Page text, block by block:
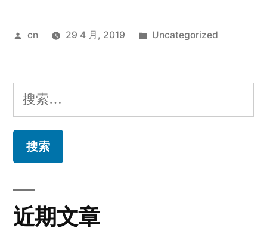
发
cn 29 4 月, 2019
发
Uncategorized
搜
索：
近期文章